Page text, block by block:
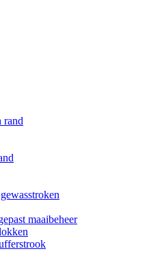
rand
maaibeheer